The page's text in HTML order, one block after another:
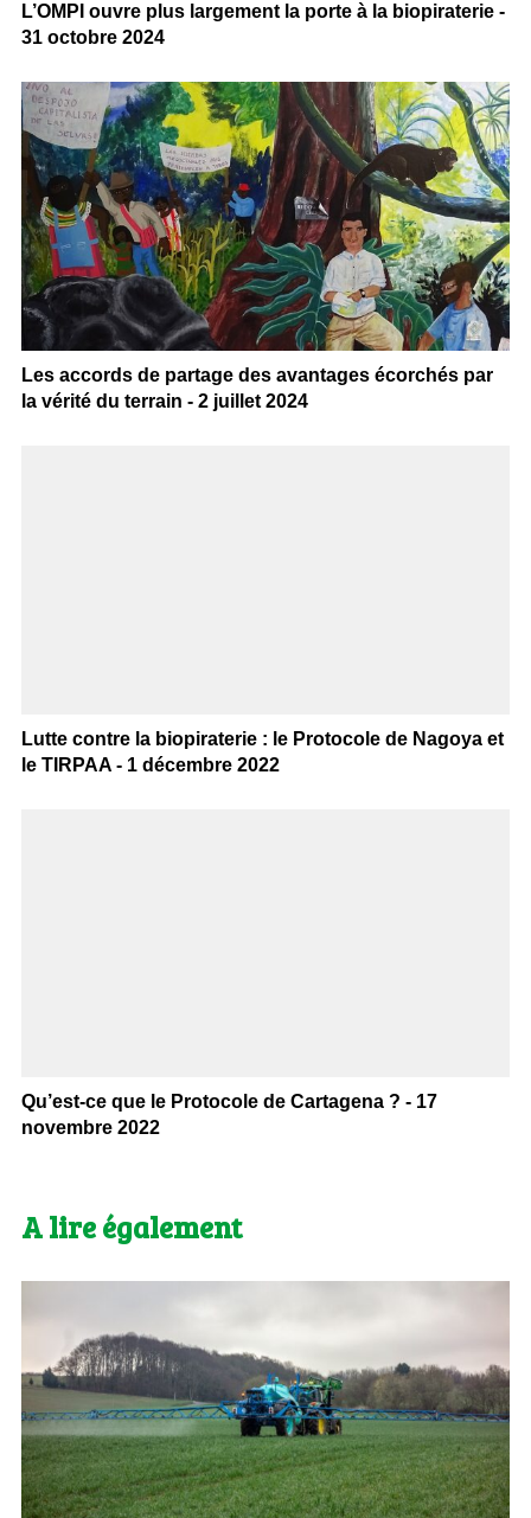
L’OMPI ouvre plus largement la porte à la biopiraterie -
31 octobre 2024
Les accords de partage des avantages écorchés par
la vérité du terrain - 2 juillet 2024
Lutte contre la biopiraterie : le Protocole de Nagoya et
le TIRPAA - 1 décembre 2022
Qu’est-ce que le Protocole de Cartagena ? - 17
novembre 2022
A lire également